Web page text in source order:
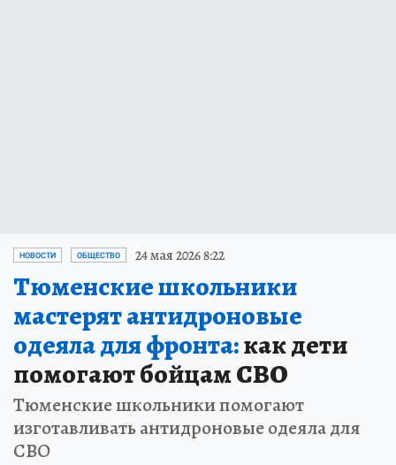
НОВОСТИ ОБЩЕСТВО 24 мая 2026 8:22
Тюменские школьники
мастерят антидроновые
одеяла для фронта:как дети
помогают бойцам СВО
Тюменские школьники помогают
изготавливать антидроновые одеяла для
СВО